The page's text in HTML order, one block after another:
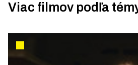
Viac filmov podľa